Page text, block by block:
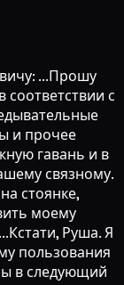
...Прошу
с
и прочее
гавань и в
связному.
стоянке,
моему
Руша. Я
пользования
в следующий